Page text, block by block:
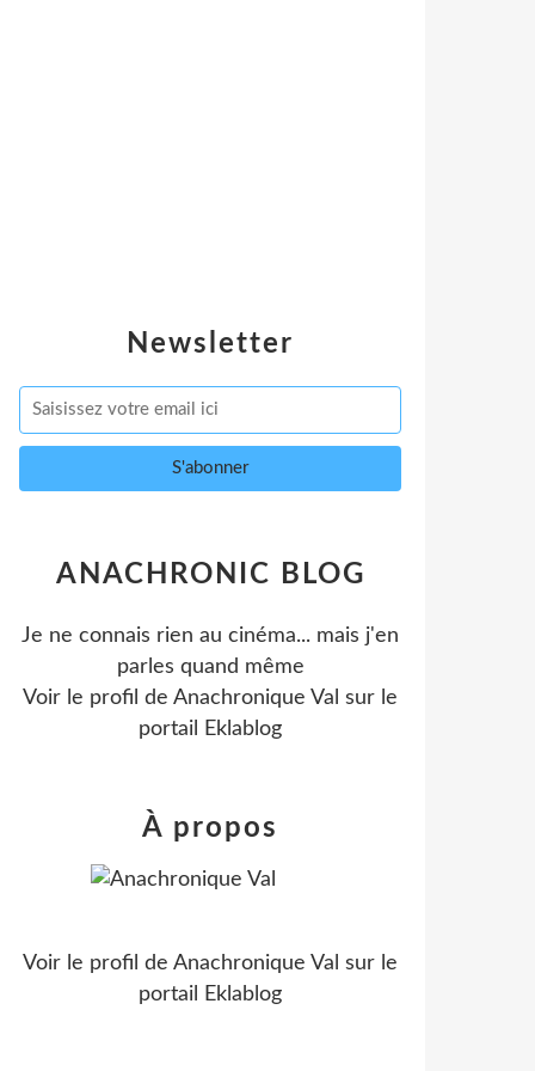
Newsletter
ANACHRONIC BLOG
Je ne connais rien au cinéma... mais j'en
parles quand même
Voir le profil de Anachronique Val sur le
portail Eklablog
À propos
Voir le profil de Anachronique Val sur le
portail Eklablog